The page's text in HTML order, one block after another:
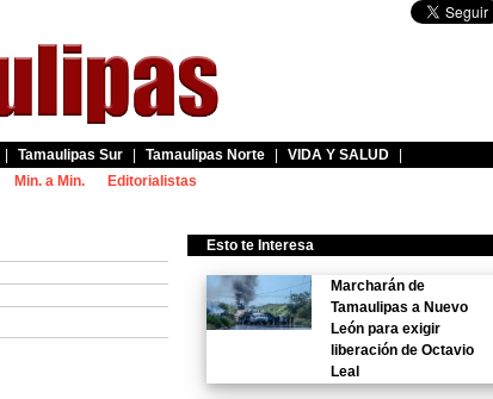
Tamaulipas Sur Tamaulipas Norte VIDA Y SALUD
Min. a Min. Editorialistas
Esto te Interesa
Marcharán de
Tamaulipas a Nuevo
León para exigir
liberación de Octavio
Leal